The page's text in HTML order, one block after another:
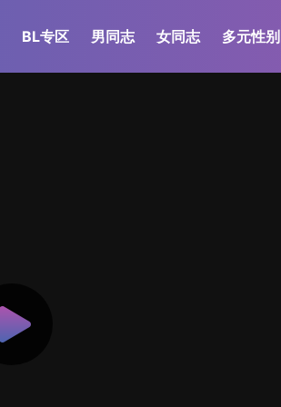
BL专区 男同志 女同志 多元性别